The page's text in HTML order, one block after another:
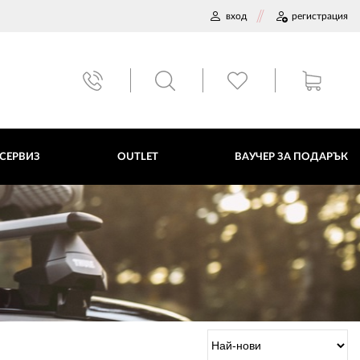
вход регистрация
OUTLET ВАУЧЕР ЗА ПОДАРЪК